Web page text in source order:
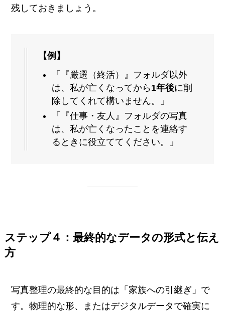
残しておきましょう。
【例】
「『厳選（終活）』フォルダ以外
は、私が亡くなってから1年後に削
除してくれて構いません。」
「『仕事・友人』フォルダの写真
は、私が亡くなったことを連絡す
るときに役立ててください。」
ステップ４：最終的なデータの形式と伝え
方
写真整理の最終的な目的は「家族への引継ぎ」で
す。物理的な形、またはデジタルデータで確実に